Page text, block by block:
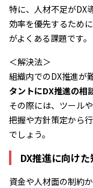
特に、人材不足がDX
効率を優先するため
がよくある課題です。
＜解決法＞
組織内でのDX推進が
タントにDX推進の相
その際には、ツール
把握や方針策定から
でしょう。
DX推進に向け
資金や人材面の制約